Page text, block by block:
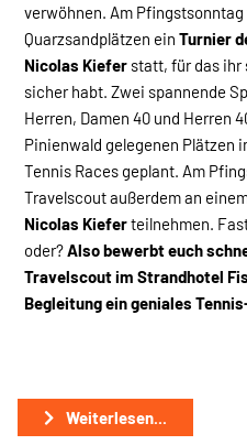
verwöhnen. Am
Quarzsandplätzen ein Turnier
Nicolas Kiefer statt, für das ihr
sicher habt. Zwei spannende
Herren, Damen 40 und Herren
Pinienwald gelegenen Plätzen
Tennis Races geplant. Am
Travelscout außerdem an
Nicolas Kieferteilnehmen.
oder? Also bewerbt euch
Travelscout im Strandhotel
Begleitung ein geniales
Weiterlesen...